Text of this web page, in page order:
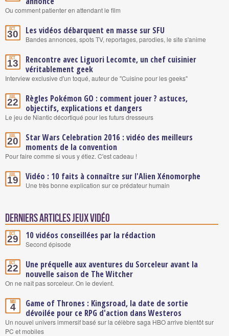
Ou comment patienter en attendant le film
Oct.
30 Les vidéos débarquent en masse sur SFU
Bandes annonces, spots TV, reportages, parodies, le site s'anime
Oct.
13
Rencontre avec Liguori Lecomte, un chef cuisinier
véritablement geek
Interview exclusive d'un toqué, auteur de "Cuisine pour les geeks"
Juil.
22
Règles Pokémon GO : comment jouer ? astuces,
objectifs, explications et dangers
Le jeu de Niantic décortiqué pour les futurs dresseurs
Juil.
20
Star Wars Celebration 2016 : vidéo des meilleurs
moments de la convention
Pour faire comme si vous y étiez. C'est cadeau !
Juil.
19 Vidéo : 10 faits à connaître sur l'Alien Xénomorphe
Une très bonne explication sur ce prédateur humain
Derniers articles Jeux vidéo
Oct.
29 10 vidéos conseillées par la rédaction
Second épisode
Oct.
22
Une préquelle aux aventures du Sorceleur avant la
nouvelle saison de The Witcher
On ne naît pas sorceleur. On le devient.
Mai
4
Game of Thrones : Kingsroad, la date de sortie
dévoilée pour ce RPG d'action dans Westeros
Un nouvel univers immersif basé sur la célèbre saga HBO arrive bientôt sur
PC et mobiles